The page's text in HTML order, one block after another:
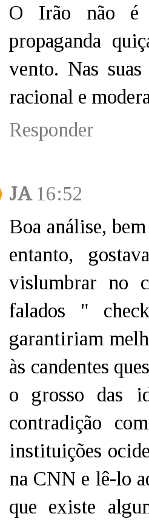
O Irão não é
propaganda
vento. Nas
racional e
Responder
JA 16:52
Boa análise,
entanto,
vislumbrar no
falados "
garantiriam
às candentes
o grosso das
contradição
instituições
na CNN e lê-lo
que existe